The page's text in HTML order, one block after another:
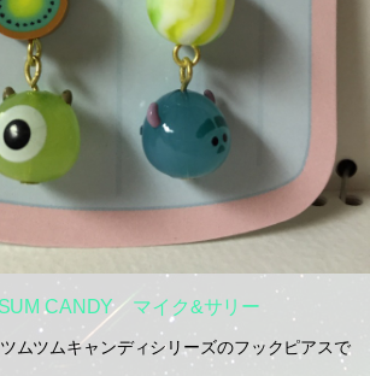
CANDY マイク&サリー
ムツムキャンディシリーズのフックピアスで